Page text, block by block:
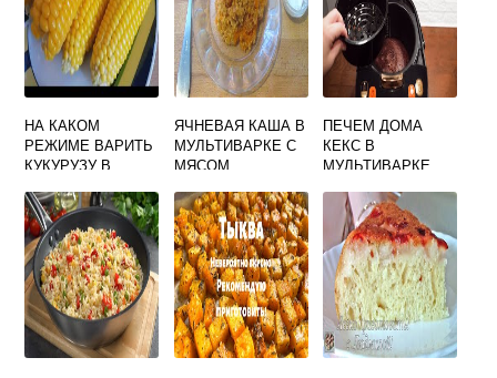
НА КАКОМ
РЕЖИМЕ ВАРИТЬ
КУКУРУЗУ В
ПОЛАРИС
ЯЧНЕВАЯ КАША В
МУЛЬТИВАРКЕ С
МЯСОМ
ПЕЧЕМ ДОМА
КЕКС В
МУЛЬТИВАРКЕ